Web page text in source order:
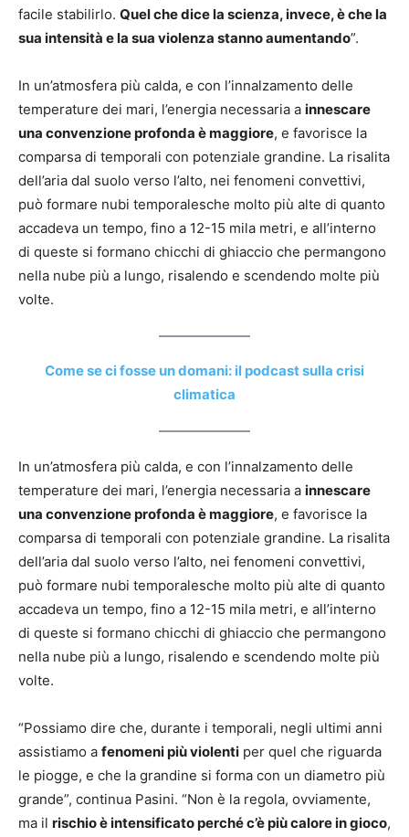
facile stabilirlo. Quel che dice la scienza, invece, è che la
sua intensità e la sua violenza stanno aumentando”.
In un’atmosfera più calda, e con l’innalzamento delle
temperature dei mari, l’energia necessaria a innescare
una convenzione profonda è maggiore, e favorisce la
comparsa di temporali con potenziale grandine. La risalita
dell’aria dal suolo verso l’alto, nei fenomeni convettivi,
può formare nubi temporalesche molto più alte di quanto
accadeva un tempo, fino a 12-15 mila metri, e all’interno
di queste si formano chicchi di ghiaccio che permangono
nella nube più a lungo, risalendo e scendendo molte più
volte.
Come se ci fosse un domani: il podcast sulla crisi
climatica
In un’atmosfera più calda, e con l’innalzamento delle
temperature dei mari, l’energia necessaria a innescare
una convenzione profonda è maggiore, e favorisce la
comparsa di temporali con potenziale grandine. La risalita
dell’aria dal suolo verso l’alto, nei fenomeni convettivi,
può formare nubi temporalesche molto più alte di quanto
accadeva un tempo, fino a 12-15 mila metri, e all’interno
di queste si formano chicchi di ghiaccio che permangono
nella nube più a lungo, risalendo e scendendo molte più
volte.
“Possiamo dire che, durante i temporali, negli ultimi anni
assistiamo a fenomeni più violenti per quel che riguarda
le piogge, e che la grandine si forma con un diametro più
grande”, continua Pasini. “Non è la regola, ovviamente,
ma il rischio è intensificato perché c’è più calore in gioco,